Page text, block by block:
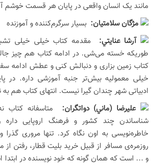
مانند یک انسان واقعی در پایان هر قسمت خوشم
مژگان سلامتيان: بسیار سرگرم‌کننده و آموزنده
آرشا عنايتي: مقدمه کتاب خیلی خیلی
طوریکه خسته می‌شی. در ادامه کتاب هم چیز
کتاب زمین بزاری و دنبالش کنی و عطش ادامه
خیلی معمولیه بیش‌تر جنبه آموزشی داره. در
ادبیاتی شهر چندان گیرا نیست. انتهای کتاب هم
عليرضا (ماني) دواتگران: متاسفانه
شناساندن چند کشور و فرهنگ اروپایی
خاطره‌نویسی به اون نگاه کرد. تنها مروری
روزمره‌ی مسافر از قبيل خرید بلیت قطار، رفتن از
و ... است که همان گونه که خود نویسنده در ابتدا